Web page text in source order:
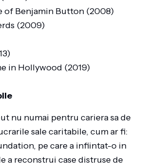
of Benjamin Button (2008)
(2009)
in Hollywood (2019)
nu numai pentru cariera sa de
sale caritabile, cum ar fi:
pe care a infiintat-o in
a reconstrui case distruse de